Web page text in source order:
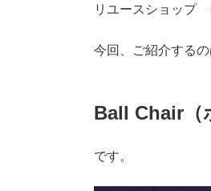
リユースショップ
今回、ご紹介するの
Ball Chair（
です。